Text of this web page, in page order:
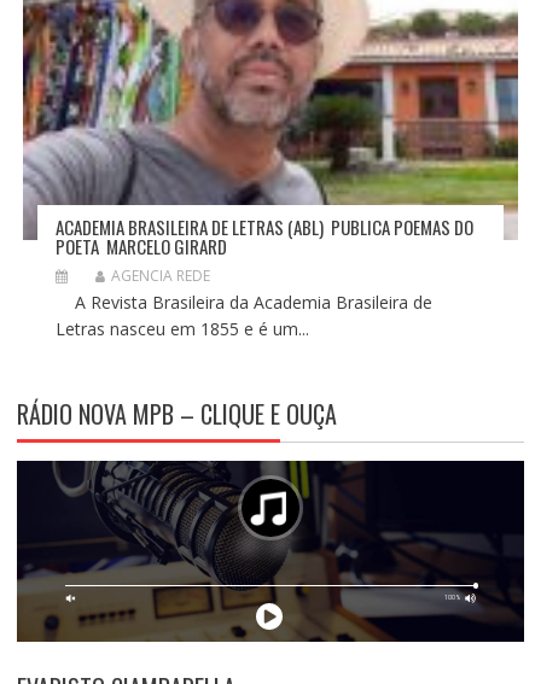
ACADEMIA BRASILEIRA DE LETRAS (ABL) PUBLICA POEMAS DO
POETA MARCELO GIRARD
AGENCIA REDE
A Revista Brasileira da Academia Brasileira de
Letras nasceu em 1855 e é um...
RÁDIO NOVA MPB – CLIQUE E OUÇA